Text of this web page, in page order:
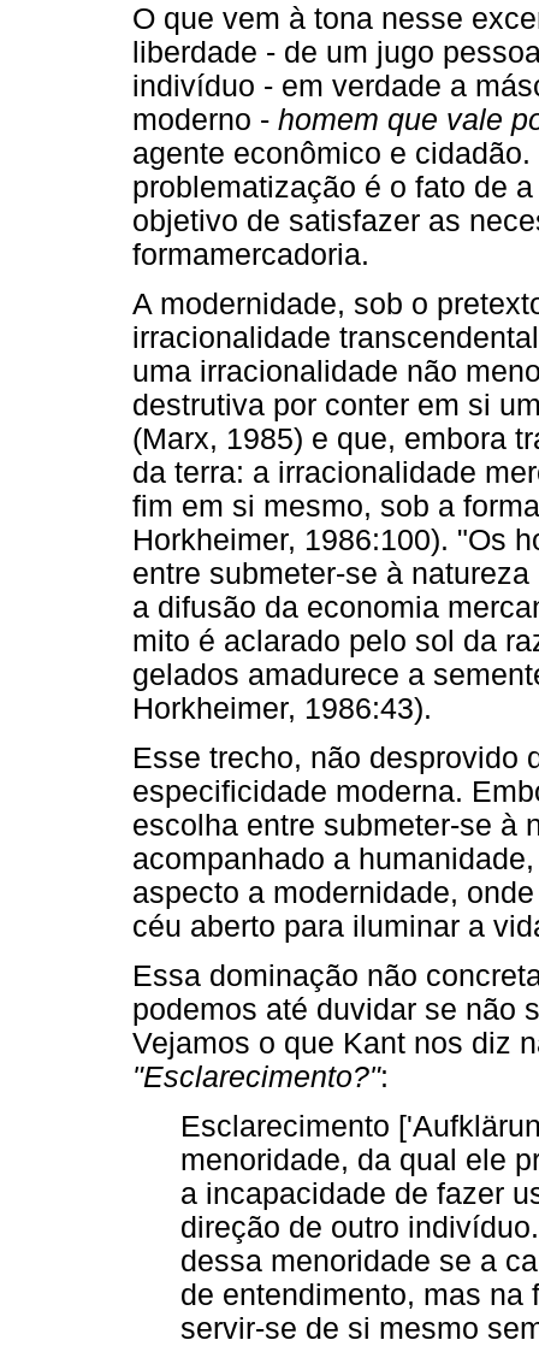
O que vem à tona nesse
liberdade - de um jugo
indivíduo - em verdade a
moderno - homem que vale
agente econômico e
problematização é o fato de
objetivo de satisfazer as
formamercadoria.
A modernidade, sob o
irracionalidade
uma irracionalidade não
destrutiva por conter em si
(Marx, 1985) e que, embora
da terra: a irracionalidade
fim em si mesmo, sob a
Horkheimer, 1986:100). "Os
entre submeter-se à
a difusão da economia
mito é aclarado pelo sol da
gelados amadurece a
Horkheimer, 1986:43).
Esse trecho, não desprovido
especificidade moderna.
escolha entre submeter-se à
acompanhado a
aspecto a modernidade,
céu aberto para iluminar a
Essa dominação não
podemos até duvidar se não
Vejamos o que Kant nos diz
"Esclarecimento?":
Esclarecimento
menoridade, da qual ele
a incapacidade de fazer
direção de outro
dessa menoridade se a
de entendimento, mas na
servir-se de si mesmo